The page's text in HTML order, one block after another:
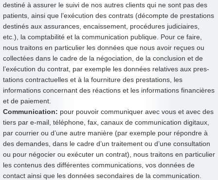
destiné à assurer le suivi de nos autres clients qui ne sont pas des
patients, ainsi que l’exécution des contrats (décompte de prestations
destinés aux assurances, encaissement, procédures judiciaires,
etc.), la comptabilité et la communication publique. Pour ce faire,
nous traitons en particulier les données que nous avoir reçues ou
collectées dans le cadre de la négociation, de la conclusion et de
l’exécution du contrat, par exemple les données relatives aux pres-
tations contractuelles et à la fourniture des prestations, les
informations concernant des réactions et les informations financières
et de paiement.
Communication: pour pouvoir communiquer avec vous et avec des
tiers par e-mail, téléphone, fax, canaux de communication digitaux,
par courrier ou d’une autre manière (par exemple pour répondre à
des demandes, dans le cadre d’un traitement ou d’une consultation
ou pour négocier ou exécuter un contrat), nous traitons en particulier
les contenus des différentes communications, vos données de
contact ainsi que les données secondaires de la communication.